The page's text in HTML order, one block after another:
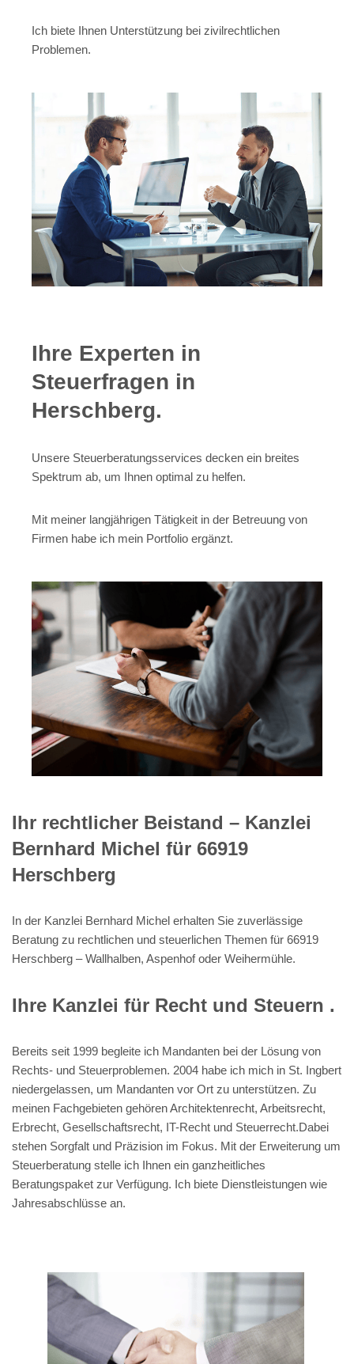
Ich biete Ihnen Unterstützung bei zivilrechtlichen
Problemen.
Ihre Experten in
Steuerfragen in
Herschberg.
Unsere Steuerberatungsservices decken ein breites
Spektrum ab, um Ihnen optimal zu helfen.
Mit meiner langjährigen Tätigkeit in der Betreuung von
Firmen habe ich mein Portfolio ergänzt.
Ihr rechtlicher Beistand – Kanzlei
Bernhard Michel für 66919
Herschberg
In der Kanzlei Bernhard Michel erhalten Sie zuverlässige
Beratung zu rechtlichen und steuerlichen Themen für 66919
Herschberg – Wallhalben, Aspenhof oder Weihermühle.
Ihre Kanzlei für Recht und Steuern .
Bereits seit 1999 begleite ich Mandanten bei der Lösung von
Rechts- und Steuerproblemen. 2004 habe ich mich in St. Ingbert
niedergelassen, um Mandanten vor Ort zu unterstützen. Zu
meinen Fachgebieten gehören Architektenrecht, Arbeitsrecht,
Erbrecht, Gesellschaftsrecht, IT-Recht und Steuerrecht.Dabei
stehen Sorgfalt und Präzision im Fokus. Mit der Erweiterung um
Steuerberatung stelle ich Ihnen ein ganzheitliches
Beratungspaket zur Verfügung. Ich biete Dienstleistungen wie
Jahresabschlüsse an.